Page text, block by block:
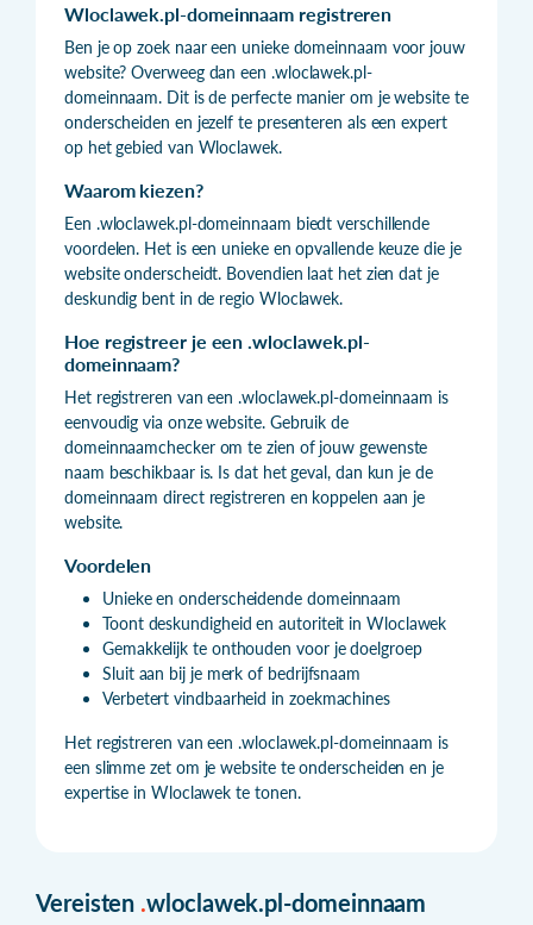
Wloclawek.pl-domeinnaam registreren
Ben je op zoek naar een unieke domeinnaam voor jouw
website? Overweeg dan een .wloclawek.pl-
domeinnaam. Dit is de perfecte manier om je website te
onderscheiden en jezelf te presenteren als een expert
op het gebied van Wloclawek.
Waarom kiezen?
Een .wloclawek.pl-domeinnaam biedt verschillende
voordelen. Het is een unieke en opvallende keuze die je
website onderscheidt. Bovendien laat het zien dat je
deskundig bent in de regio Wloclawek.
Hoe registreer je een .wloclawek.pl-
domeinnaam?
Het registreren van een .wloclawek.pl-domeinnaam is
eenvoudig via onze website. Gebruik de
domeinnaamchecker om te zien of jouw gewenste
naam beschikbaar is. Is dat het geval, dan kun je de
domeinnaam direct registreren en koppelen aan je
website.
Voordelen
Unieke en onderscheidende domeinnaam
Toont deskundigheid en autoriteit in Wloclawek
Gemakkelijk te onthouden voor je doelgroep
Sluit aan bij je merk of bedrijfsnaam
Verbetert vindbaarheid in zoekmachines
Het registreren van een .wloclawek.pl-domeinnaam is
een slimme zet om je website te onderscheiden en je
expertise in Wloclawek te tonen.
Vereisten .wloclawek.pl-domeinnaam